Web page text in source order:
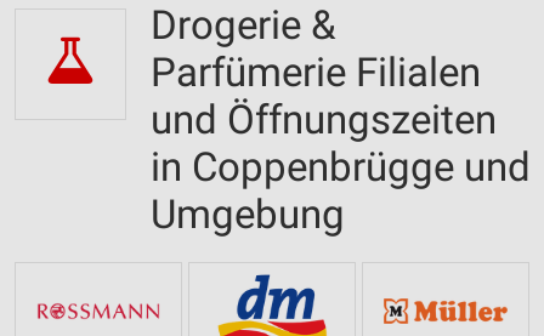
Drogerie &
Parfümerie Filialen
und Öffnungszeiten
in Coppenbrügge und
Umgebung